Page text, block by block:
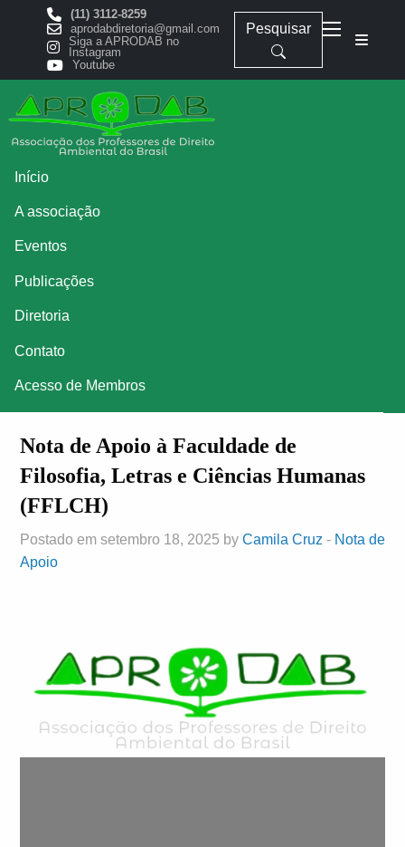
(11) 3112-8259
aprodabdiretoria@gmail.com
Siga a APRODAB no
Instagram
Youtube
Pesquisar
Início
A associação
Eventos
Publicações
Diretoria
Contato
Acesso de Membros
Nota de Apoio à Faculdade de
Filosofia, Letras e Ciências Humanas
(FFLCH)
Postado em setembro 18, 2025 by Camila Cruz - Nota de
Apoio